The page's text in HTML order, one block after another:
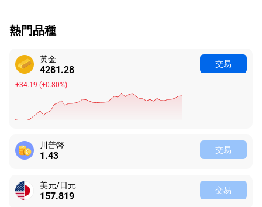
熱門品種
黃金
4281.28
+34.19 (+0.80%)
交易
川普幣
1.43 交易
美元/日元
157.821 交易